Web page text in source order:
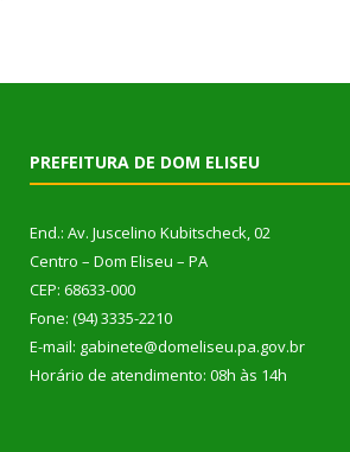
PREFEITURA DE DOM ELISEU
End.: Av. Juscelino Kubitscheck, 02
Centro – Dom Eliseu – PA
CEP: 68633-000
Fone: (94) 3335-2210
E-mail: gabinete@domeliseu.pa.gov.br
Horário de atendimento: 08h às 14h